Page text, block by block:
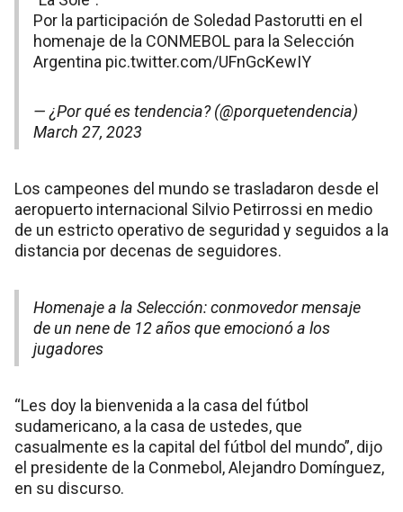
Por la participación de Soledad Pastorutti en el
homenaje de la CONMEBOL para la Selección
Argentina pic.twitter.com/UFnGcKewIY
— ¿Por qué es tendencia? (@porquetendencia)
March 27, 2023
Los campeones del mundo se trasladaron desde el
aeropuerto internacional Silvio Petirrossi en medio
de un estricto operativo de seguridad y seguidos a la
distancia por decenas de seguidores.
Homenaje a la Selección: conmovedor mensaje
de un nene de 12 años que emocionó a los
jugadores
“Les doy la bienvenida a la casa del fútbol
sudamericano, a la casa de ustedes, que
casualmente es la capital del fútbol del mundo”, dijo
el presidente de la Conmebol, Alejandro Domínguez,
en su discurso.